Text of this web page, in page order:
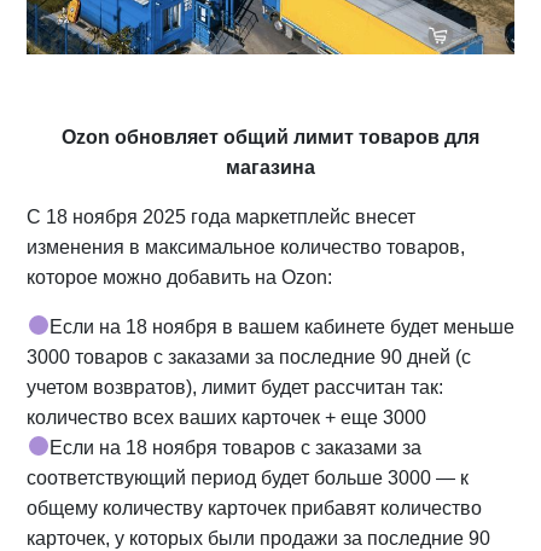
Ozon обновляет общий лимит товаров для
магазина
С 18 ноября 2025 года маркетплейс внесет
изменения в максимальное количество товаров,
которое можно добавить на Ozon:
Если на 18 ноября в вашем кабинете будет меньше
3000 товаров с заказами за последние 90 дней (с
учетом возвратов), лимит будет рассчитан так:
количество всех ваших карточек + еще 3000
Если на 18 ноября товаров с заказами за
соответствующий период будет больше 3000 — к
общему количеству карточек прибавят количество
карточек, у которых были продажи за последние 90